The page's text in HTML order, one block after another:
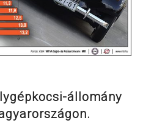
állomány